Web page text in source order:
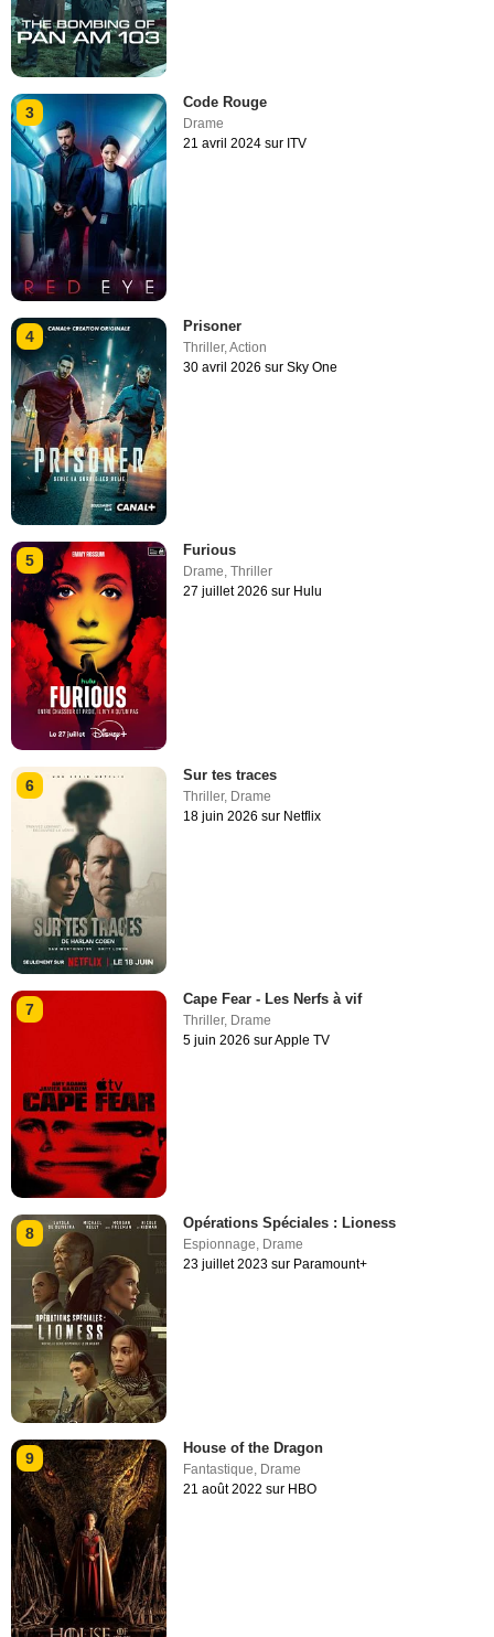
3
Code Rouge
Drame
21 avril 2024 sur ITV
4
Prisoner
Thriller,Action
30 avril 2026 sur Sky One
5
Furious
Drame,Thriller
27 juillet 2026 sur Hulu
6
Sur tes traces
Thriller, Drame
18 juin 2026 sur Netflix
7
Cape Fear - Les Nerfs à vif
Thriller, Drame
5 juin 2026 sur Apple TV
8
Opérations Spéciales : Lioness
Espionnage, Drame
23 juillet 2023 sur Paramount+
9
House of the Dragon
Fantastique Drame
21 août 2022 sur HBO